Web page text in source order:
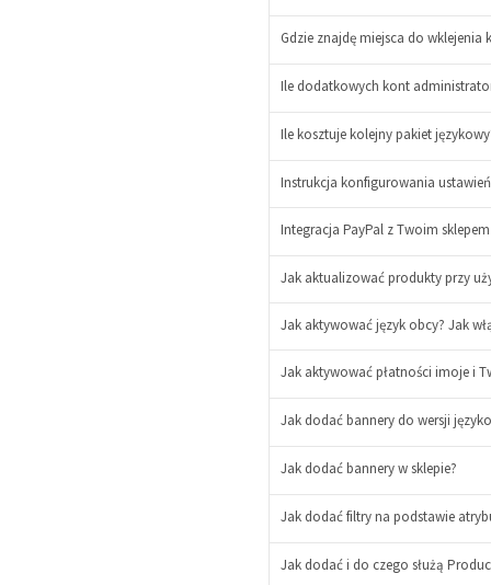
Gdzie znajdę miejsca do
Ile dodatkowych kont
Ile kosztuje kolejny pakiet
Instrukcja konfigurowania
+
Integracja PayPal z Twoim
Jak aktualizować produkty przy
+
Jak aktywować język obcy? Jak
+
Jak aktywować płatności imoje i
Jak dodać bannery do wersji
Jak dodać bannery w sklepie?
Jak dodać filtry na podstawie
Jak dodać i do czego służą